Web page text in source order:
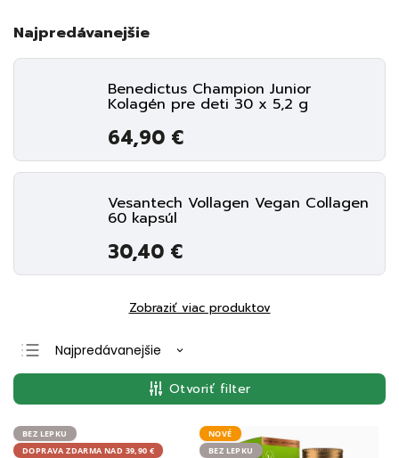
Najpredávanejšie
Benedictus Champion Junior
Kolagén pre deti 30 x 5,2 g
64,90 €
Vesantech Vollagen Vegan Collagen
60 kapsúl
30,40 €
Zobraziť viac produktov
Najpredávanejšie
Najlacnejšie
Najdrahšie
Abecedne
Otvoriť filter
BEZ LEPKU
DOPRAVA ZDARMA NAD 39,90 €
NOVÉ
BEZ LEPKU